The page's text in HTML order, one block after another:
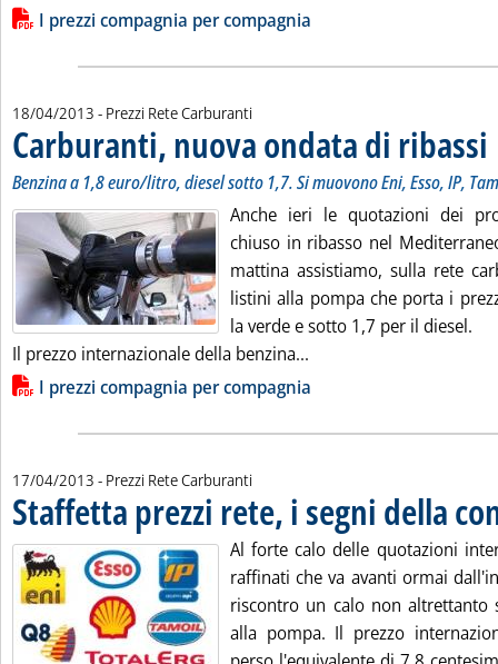
Lista allegati PDF alla notizia
I prezzi compagnia per compagnia
18/04/2013 - Prezzi Rete Carburanti
Carburanti, nuova ondata di ribassi
Benzina a 1,8 euro/litro, diesel sotto 1,7. Si muovono Eni, Esso, IP,
Anche ieri le quotazioni dei
chiuso in ribasso nel
mattina assistiamo, sulla rete
listini alla pompa che porta i
la verde e sotto 1,7 per il diesel.
Il prezzo internazionale della benzina...
Lista allegati PDF alla notizia
I prezzi compagnia per compagnia
17/04/2013 - Prezzi Rete Carburanti
Staffetta prezzi rete, i segni della
Al forte calo delle quotazioni
raffinati che va avanti ormai
riscontro un calo non altrettanto
alla pompa. Il prezzo